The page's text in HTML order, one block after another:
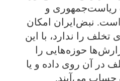
ریاست‌جمهوری و
نبض‌ایران امکان
را ندارد، با این
حوزه‌هایی را
در آن روی داده و یا
حساب می‌آیند.